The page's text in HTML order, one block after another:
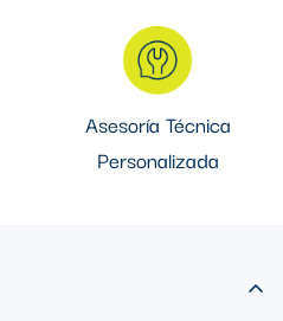
Asesoría Técnica
Personalizada